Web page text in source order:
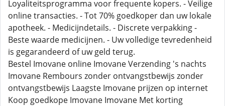
Loyaliteitsprogramma voor frequente kopers. - Veilige
online transacties. - Tot 70% goedkoper dan uw lokale
apotheek. - Medicijndetails. - Discrete verpakking -
Beste waarde medicijnen. - Uw volledige tevredenheid
is gegarandeerd of uw geld terug.
Bestel Imovane online Imovane Verzending 's nachts
Imovane Rembours zonder ontvangstbewijs zonder
ontvangstbewijs Laagste Imovane prijzen op internet
Koop goedkope Imovane Imovane Met korting